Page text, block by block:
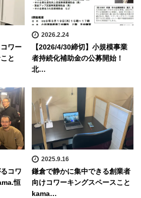
ワー
と
2026.2.24
【2026/4/30締切】小規模事業
者持続化補助金の公募開始！
北…
コワ
恒
2025.9.16
鎌倉で静かに集中できる創業者
向けコワーキングスペースこと
kama…